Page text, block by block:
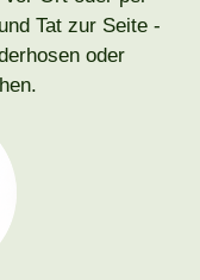
Tat zur Seite -
oder